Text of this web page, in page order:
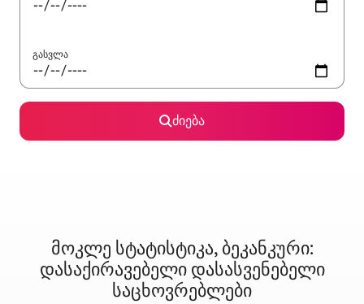
გასვლა
ძიება
მოკლე სტატისტიკა, ბეკანკური:
დასაქირავებელი დასასვენებელი
საცხოვრებლები